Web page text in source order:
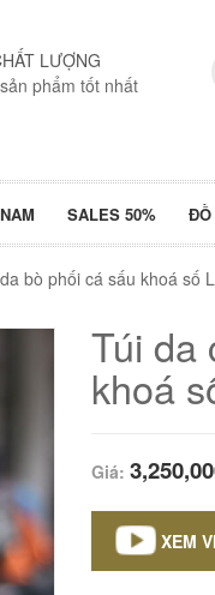
LƯỢNG
phẩm tốt nhất
SALES 50% ĐỒ
bò phối cá sấu khoá số
Túi da
khoá
Giá:
XEM